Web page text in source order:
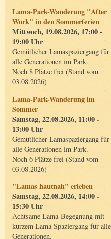
Lama-Park-Wanderung "After
Work" in den Sommerferien
Mittwoch, 19.08.2026, 17:00 -
19:00 Uhr
Gemütlicher Lamaspaziergang für
alle Generationen im Park.
Noch 8 Plätze frei (Stand vom
03.08.2026)
Lama-Park-Wanderung im
Sommer
Samstag, 22.08.2026, 11:00 -
13:00 Uhr
Gemütlicher Lamaspaziergang für
alle Generationen im Park.
Noch 6 Plätze frei (Stand vom
03.08.2026)
"Lamas hautnah" erleben
Samstag, 22.08.2026, 14:00 -
15:30 Uhr
Achtsame Lama-Begegnung mit
kurzem Lama-Spaziergang für alle
Generationen.